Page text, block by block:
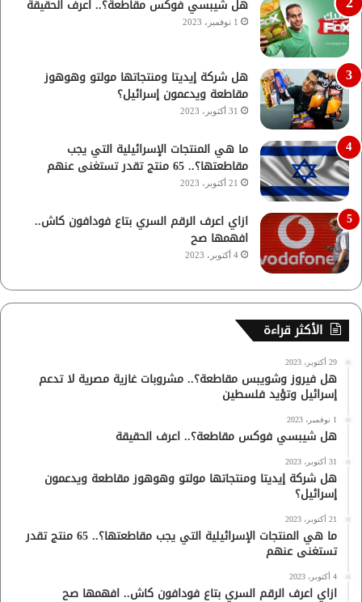
هل شيبسي فوكس مقاطعة؟.. اعرف الحقيقة
1 نوفمبر، 2023
هل شركة إيديتا ومنتجاتها مولتو وهوهوز
مقاطعة ويدعمون إسرائيل؟
31 أكتوبر، 2023
ما هي المنتجات الإسرائيلية التي يجب
مقاطعتها؟.. 65 منتج تقدر تستغنى عنهم
21 أكتوبر، 2023
ازاي اعرف الرقم السري بتاع فودافون كاش..
افهمها صح
4 أكتوبر، 2023
الأكثر قراءة
29 أكتوبر، 2023
هل فيروز وشويبس مقاطعة؟.. مشروبات غازية مصرية لا تدعم
إسرائيل وتؤيد فلسطين
1 نوفمبر، 2023
هل شيبسي فوكس مقاطعة؟.. اعرف الحقيقة
31 أكتوبر، 2023
هل شركة إيديتا ومنتجاتها مولتو وهوهوز مقاطعة ويدعمون
إسرائيل؟
21 أكتوبر، 2023
ما هي المنتجات الإسرائيلية التي يجب مقاطعتها؟.. 65 منتج تقدر
تستغنى عنهم
4 أكتوبر، 2023
ازاي اعرف الرقم السري بتاع فودافون كاش.. افهمها صح